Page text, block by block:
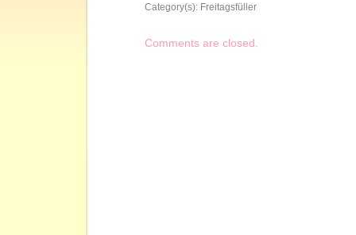
Category(s): Freitagsfüller
Comments are closed.